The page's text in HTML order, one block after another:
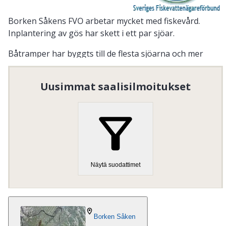
Borken Såkens FVO arbetar mycket med fiskevård.
Inplantering av gös har skett i ett par sjöar.
Båtramper har byggts till de flesta sjöarna och mer
information finns på vår Facebook-sida:
Uusimmat saalisilmoitukset
Näytä suodattimet
Borken Såken